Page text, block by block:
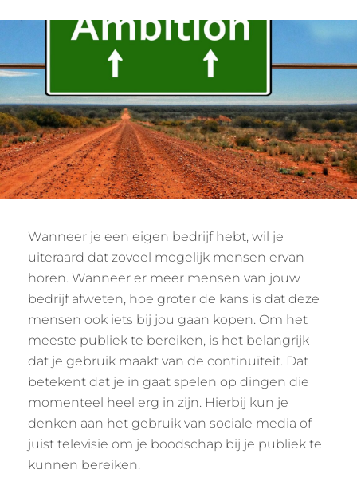
Wanneer je een eigen bedrijf hebt, wil je
uiteraard dat zoveel mogelijk mensen ervan
horen. Wanneer er meer mensen van jouw
bedrijf afweten, hoe groter de kans is dat deze
mensen ook iets bij jou gaan kopen. Om het
meeste publiek te bereiken, is het belangrijk
dat je gebruik maakt van de continuïteit. Dat
betekent dat je in gaat spelen op dingen die
momenteel heel erg in zijn. Hierbij kun je
denken aan het gebruik van sociale media of
juist televisie om je boodschap bij je publiek te
kunnen bereiken.